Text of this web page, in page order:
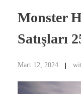
Monster
Satışları
Mart 12, 2024